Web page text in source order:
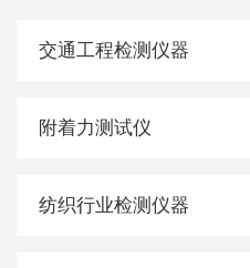
交通工程检测仪器
附着力测试仪
纺织行业检测仪器